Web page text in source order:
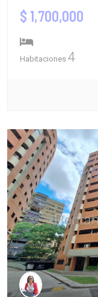
$ 1,700,000
Habitaciones 4